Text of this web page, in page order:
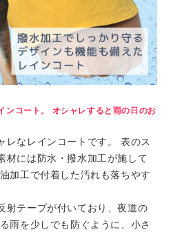
ンコート。 オシャレすると雨の日のお
レなレインコートです。 表のス
材には防水・撥水加工が施して
加工で付着した汚れも落ちやす
射テープが付いており、夜道の
雨を少しでも防ぐように、小さ